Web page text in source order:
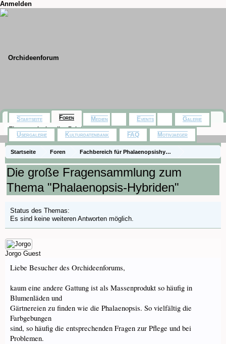
Anmelden
Startseite Foren
Fachbereich für Phalaenopsishybriden aus Baumarkt,
Die Gattung Phalaenopsis
Fragen zur Pflege
Die große Fragensammlung zum
Thema "Phalaenopsis-Hybriden"
Status des Themas:
Es sind keine weiteren Antworten möglich.
Jorgo Guest
Liebe Besucher des Orchideenforums,
kaum eine andere Gattung ist als Massenprodukt so häufig in
Blumenläden und
Gärtnereien zu finden wie die Phalaenopsis. So vielfältig die
Farbgebungen
sind, so häufig die entsprechenden Fragen zur Pflege und bei
Problemen.
Startseite Foren
Themen mit aktuellen Beiträgen
Medien Events Galerie
Usergalerie Kulturdatenbank FAQ Motivjaeger